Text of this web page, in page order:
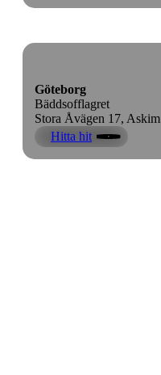
Göteborg
Bäddsofflagret
Stora Åvägen 17, Askim
Hitta hit